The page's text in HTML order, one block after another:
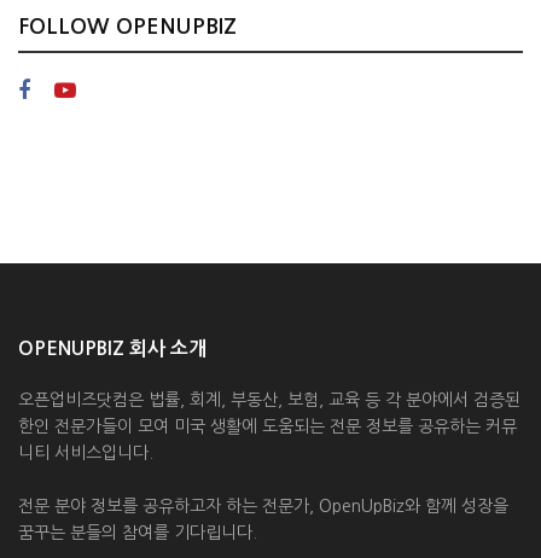
FOLLOW OPENUPBIZ
OPENUPBIZ 회사 소개
오픈업비즈닷컴은 법률, 회계, 부동산, 보험, 교육 등 각 분야에서 검증된
한인 전문가들이 모여 미국 생활에 도움되는 전문 정보를 공유하는 커뮤
니티 서비스입니다.
전문 분야 정보를 공유하고자 하는 전문가, OpenUpBiz와 함께 성장을
꿈꾸는 분들의 참여를 기다립니다.